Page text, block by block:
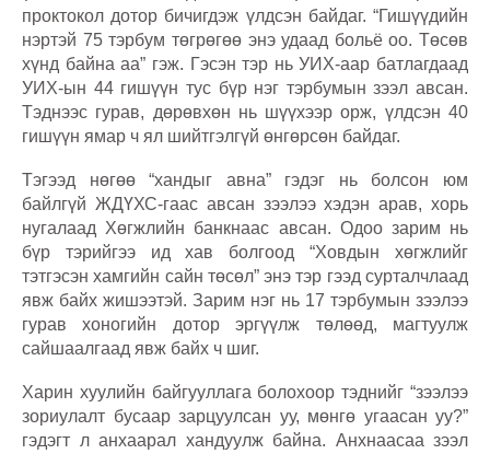
проктокол дотор бичигдэж үлдсэн байдаг. “Гишүүдийн
нэртэй 75 тэрбум төгрөгөө энэ удаад больё оо. Төсөв
хүнд байна аа” гэж. Гэсэн тэр нь УИХ-аар батлагдаад
УИХ-ын 44 гишүүн тус бүр нэг тэрбумын зээл авсан.
Тэднээс гурав, дөрөвхөн нь шүүхээр орж, үлдсэн 40
гишүүн ямар ч ял шийтгэлгүй өнгөрсөн байдаг.
Тэгээд нөгөө “хандыг авна” гэдэг нь болсон юм
байлгүй ЖДҮХС-гаас авсан зээлээ хэдэн арав, хорь
нугалаад Хөгжлийн банкнаас авсан. Одоо зарим нь
бүр тэрийгээ ид хав болгоод “Ховдын хөгжлийг
тэтгэсэн хамгийн сайн төсөл” энэ тэр гээд сурталчлаад
явж байх жишээтэй. Зарим нэг нь 17 тэрбумын зээлээ
гурав хоногийн дотор эргүүлж төлөөд, магтуулж
сайшаалгаад явж байх ч шиг.
Харин хуулийн байгууллага болохоор тэднийг “зээлээ
зориулалт бусаар зарцуулсан уу, мөнгө угаасан уу?”
гэдэгт л анхаарал хандуулж байна. Анхнаасаа зээл